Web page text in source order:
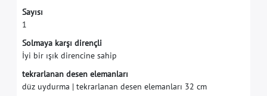
Sayısı
1
Solmaya karşı dirençli
İyi bir ışık direncine sahip
tekrarlanan desen elemanları
düz uydurma | tekrarlanan desen elemanları 32 cm